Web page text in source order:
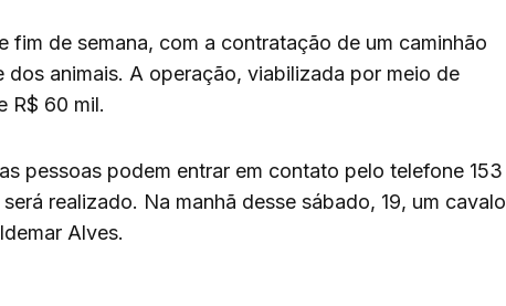
fim de semana, com a contratação de um caminhão
animais. A operação, viabilizada por meio de
R$ 60 mil.
pessoas podem entrar em contato pelo telefone 153
realizado. Na manhã desse sábado, 19, um cavalo
Alves.